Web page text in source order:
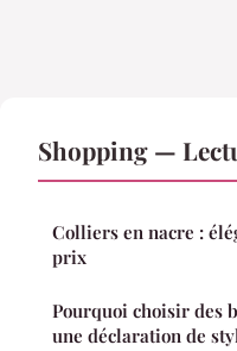
Shopping —
Colliers en nacre :
prix
Pourquoi choisir des
une déclaration de